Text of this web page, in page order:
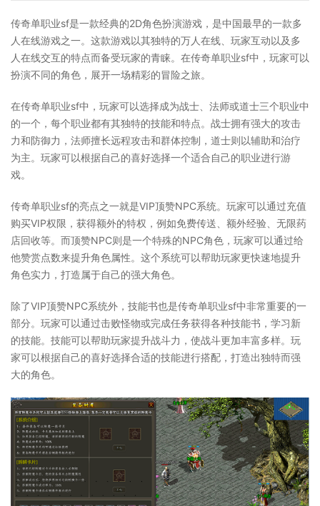
传奇单职业sf是一款经典的2D角色扮演游戏，是中国最早的一款多
人在线游戏之一。这款游戏以其独特的万人在线、玩家互动以及多
人在线交互的特点而备受玩家的青睐。在传奇单职业sf中，玩家可以
扮演不同的角色，展开一场精彩的冒险之旅。
在传奇单职业sf中，玩家可以选择成为战士、法师或道士三个职业中
的一个，每个职业都有其独特的技能和特点。战士拥有强大的攻击
力和防御力，法师擅长远程攻击和群体控制，道士则以辅助和治疗
为主。玩家可以根据自己的喜好选择一个适合自己的职业进行游
戏。
传奇单职业sf的亮点之一就是VIP顶赞NPC系统。玩家可以通过充值
购买VIP权限，获得额外的特权，例如免费传送、额外经验、无限药
店回收等。而顶赞NPC则是一个特殊的NPC角色，玩家可以通过给
他赞赏点数来提升角色属性。这个系统可以帮助玩家更快速地提升
角色实力，打造属于自己的强大角色。
除了VIP顶赞NPC系统外，技能书也是传奇单职业sf中非常重要的一
部分。玩家可以通过击败怪物或完成任务获得各种技能书，学习新
的技能。技能可以帮助玩家提升战斗力，使战斗更加丰富多样。玩
家可以根据自己的喜好选择合适的技能进行搭配，打造出独特而强
大的角色。